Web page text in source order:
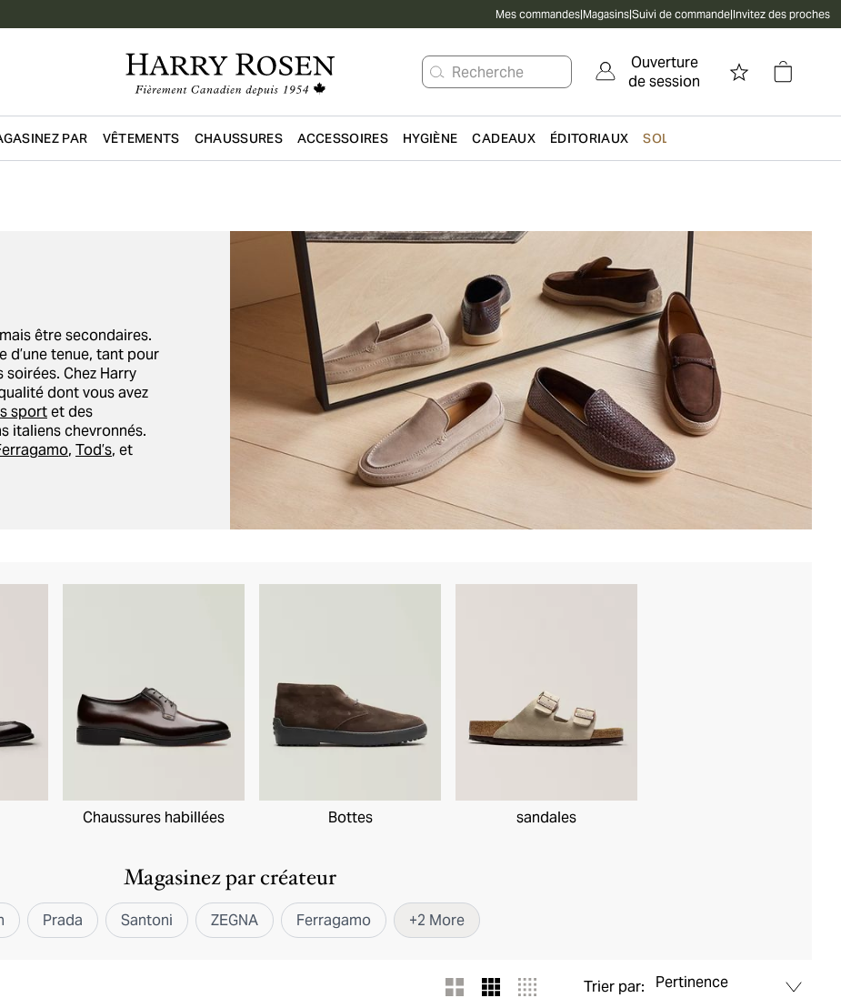
Mes commandes|Magasins|Suivi de commande|Invitez des proches
Recherche
Ouverture
de session
Passer au contenu principal
PAR VÊTEMENTS CHAUSSURES ACCESSOIRES HYGIÈNE CADEAUX ÉDITORIAUX SOLDES
être secondaires.
d’une tenue, tant pour
Chez Harry
dont vous avez
sportet des
italiens chevronnés.
, Tod’s, et
Chaussures habillées Bottes sandales
Magasinez par créateur
Prada Santoni ZEGNA Ferragamo +2 More
Trier par: Pertinence